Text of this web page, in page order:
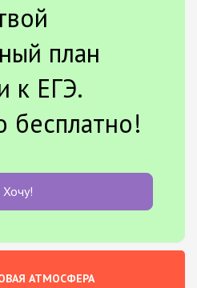
план
к ЕГЭ.
бесплатно!
Хочу!
АТМОСФЕРА